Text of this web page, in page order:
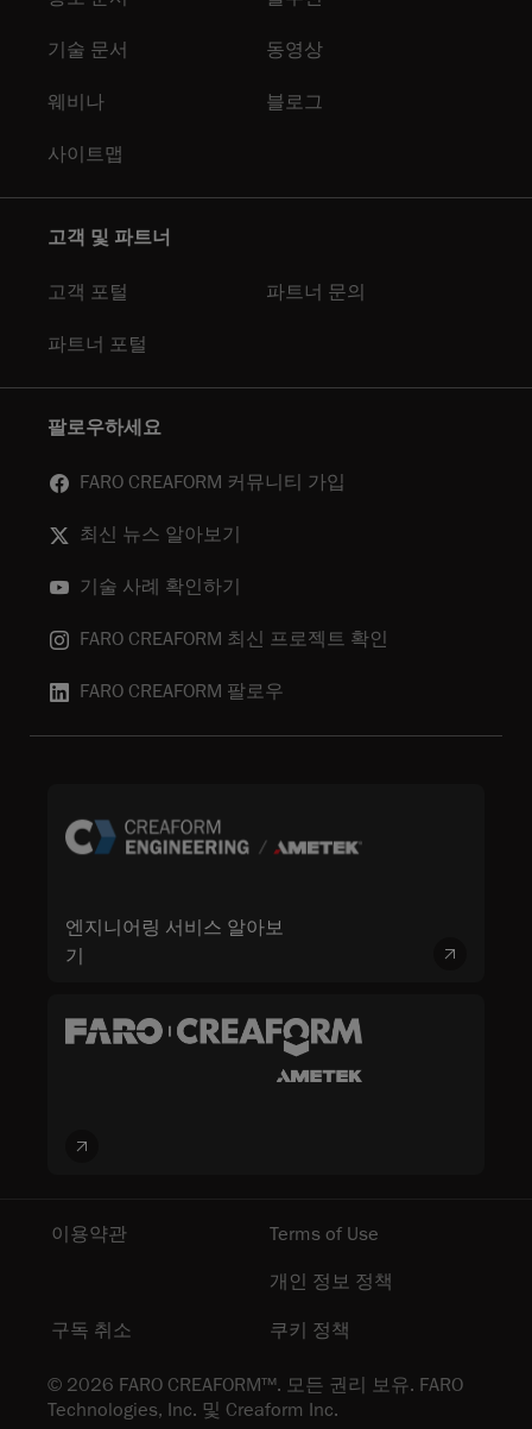
기술 문서 동영상
웨비나 블로그
사이트맵
고객 및 파트너
고객 포털 파트너 문의
파트너 포털
팔로우하세요
FARO CREAFORM 커뮤니티 가입
최신 뉴스 알아보기
기술 사례 확인하기
FARO CREAFORM 최신 프로젝트 확인
FARO CREAFORM 팔로우
엔지니어링 서비스 알아보
기
© 2026 FARO CREAFORM™. 모든 권리 보유. FARO
Technologies, Inc. 및 Creaform Inc.
이용약관
Terms of Use
개인 정보 정책
구독 취소 쿠키 정책